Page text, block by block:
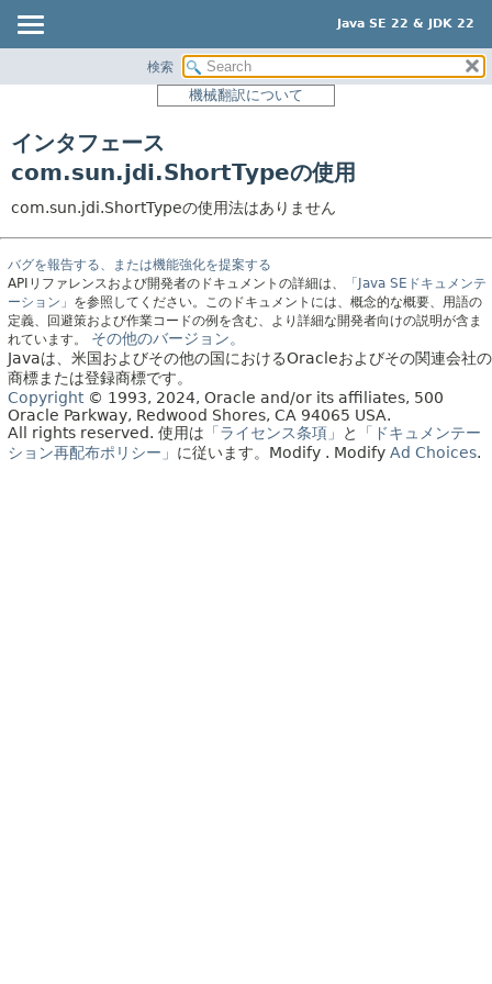
Java SE 22 & JDK 22
パッケージ
クラス
使用
ツリー
プレビュー
新規
非推奨
索引
ヘルプ
検索
機械翻訳について
インタフェース
com.sun.jdi.ShortTypeの使用
com.sun.jdi.ShortTypeの使用法はありません
バグを報告する、または機能強化を提案する
APIリファレンスおよび開発者のドキュメントの詳細は、
「Java SEドキュメンテ
ーション」 を参照してください。このドキュメントには、概念的な概要、用語の
定義、回避策および作業コードの例を含む、より詳細な開発者向けの説明が含ま
れています。
その他のバージョン。
Javaは、米国およびその他の国におけるOracleおよびその関連会社の
商標または登録商標です。
Copyright© 1993, 2024, Oracle and/or its affiliates, 500
Oracle Parkway, Redwood Shores, CA 94065 USA.
All rights reserved. 使用は 「ライセンス条項」 と
「ドキュメンテー
ション再配布ポリシー」 に従います。 Modify . Modify Ad Choices.